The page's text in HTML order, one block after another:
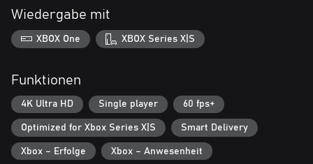
Kunst, Literatur, Geschichte, Wissenschaft: Du brauchst all deine
Geisteskräfte, um dich zu behaupten. In einer Welt, in der
Heimtücke die Zitze des Lebens leersaugt, ist Wissen deine
Wiedergabe mit
XBOX One XBOX Series X|S
Funktionen
4K Ultra HD Single player 60 fps+
Optimized for Xbox Series X|S Smart Delivery
Xbox – Erfolge Xbox – Anwesenheit